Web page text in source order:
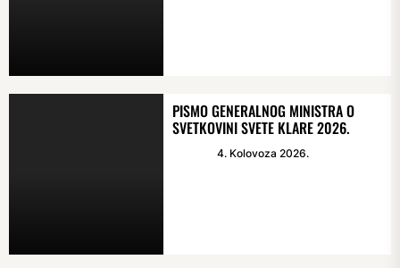
PISMO GENERALNOG MINISTRA O
SVETKOVINI SVETE KLARE 2026.
4. Kolovoza 2026.